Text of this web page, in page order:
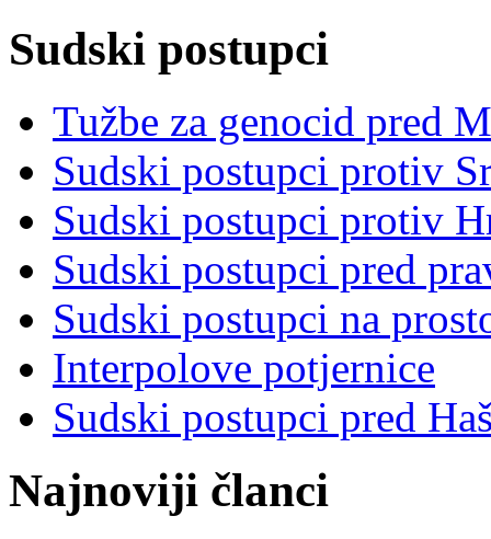
Sudski postupci
Tužbe za genocid pred
Sudski postupci protiv
Sudski postupci protiv
Sudski postupci pred
Sudski postupci na
Interpolove potjernice
Sudski postupci pred
Najnoviji članci